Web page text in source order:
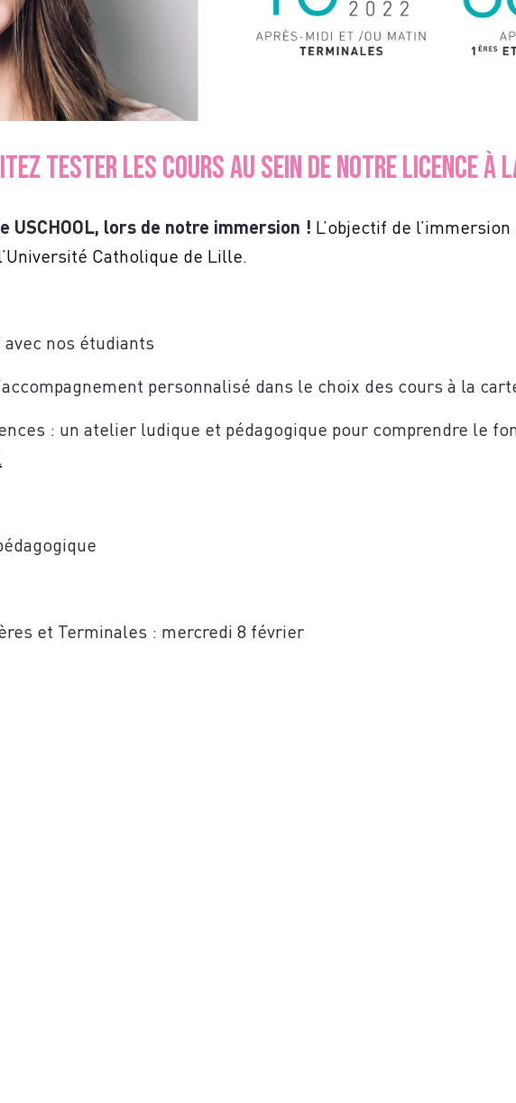
TESTER LES COURS AU SEIN DE NOTRE LICENCE À
USCHOOL, lors de notre immersion ! L’objectif de
Catholique de Lille.
nos étudiants
personnalisé dans le choix des cours à la
: un atelier ludique et pédagogique pour comprendre le
et Terminales : mercredi 8 février